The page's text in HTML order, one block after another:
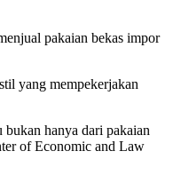
pakaian bekas impor
yang mempekerjakan
hanya dari pakaian
of Economic and Law